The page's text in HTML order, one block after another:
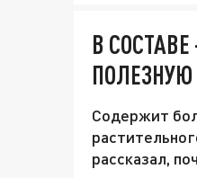
В
Содержит
рассказал,